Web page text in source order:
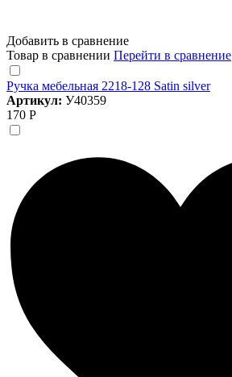
Добавить в сравнение
Товар в сравнении Перейти в сравнение
Ручка мебельная 2218-128 Satin silver
Артикул: У40359
170 Р